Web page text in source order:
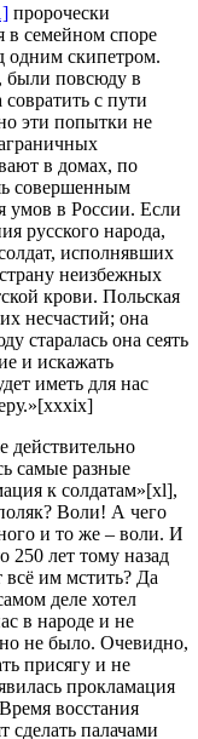
пророчески
в семейном споре
одним скипетром.
были повсюду в
с пути
эти попытки не
в домах, по
совершенным
умов в России. Если
русского народа,
исполнявших
неизбежных
крови. Польская
несчастий; она
старалась она сеять
и искажать
иметь для нас
действительно
самые разные
к солдатам»[xl],
Воли! А чего
и то же – воли. И
250 лет тому назад
им мстить? Да
деле хотел
в народе и не
не было. Очевидно,
присягу и не
прокламация
восстания
сделать палачами